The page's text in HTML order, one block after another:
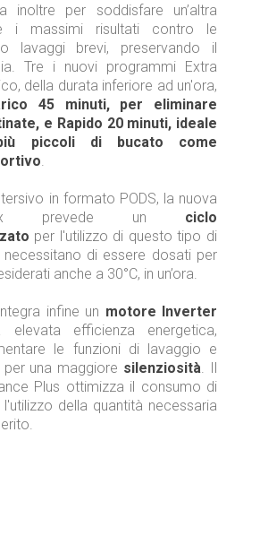
inoltre per soddisfare un’altra
i massimi risultati contro le
lavaggi brevi, preservando il
Tre i nuovi programmi Extra
della durata inferiore ad un'ora,
45 minuti, per eliminare
e Rapido 20 minuti, ideale
piccoli di bucato come
in formato PODS, la nuova
prevede un ciclo
per l'utilizzo di questo tipo di
di essere dosati per
anche a 30°C, in un’ora.
infine un motore Inverter
elevata efficienza energetica,
le funzioni di lavaggio e
una maggiore silenziosità . Il
Plus ottimizza il consumo di
della quantità necessaria